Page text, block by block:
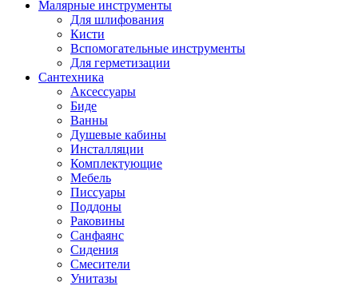
Малярные инструменты
Для шлифования
Кисти
Вспомогательные инструменты
Для герметизации
Сантехника
Аксессуары
Биде
Ванны
Душевые кабины
Инсталляции
Комплектующие
Мебель
Писсуары
Поддоны
Раковины
Санфаянс
Сидения
Смесители
Унитазы